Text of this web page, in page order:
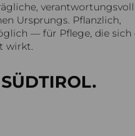
verantwortungsvoll
Ursprungs. Pflanzlich,
— für Pflege, die
wirkt.